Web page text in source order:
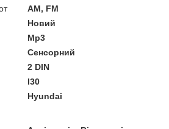
AM, FM
Новий
Mp3
Сенсорний
2 DIN
I30
Hyundai